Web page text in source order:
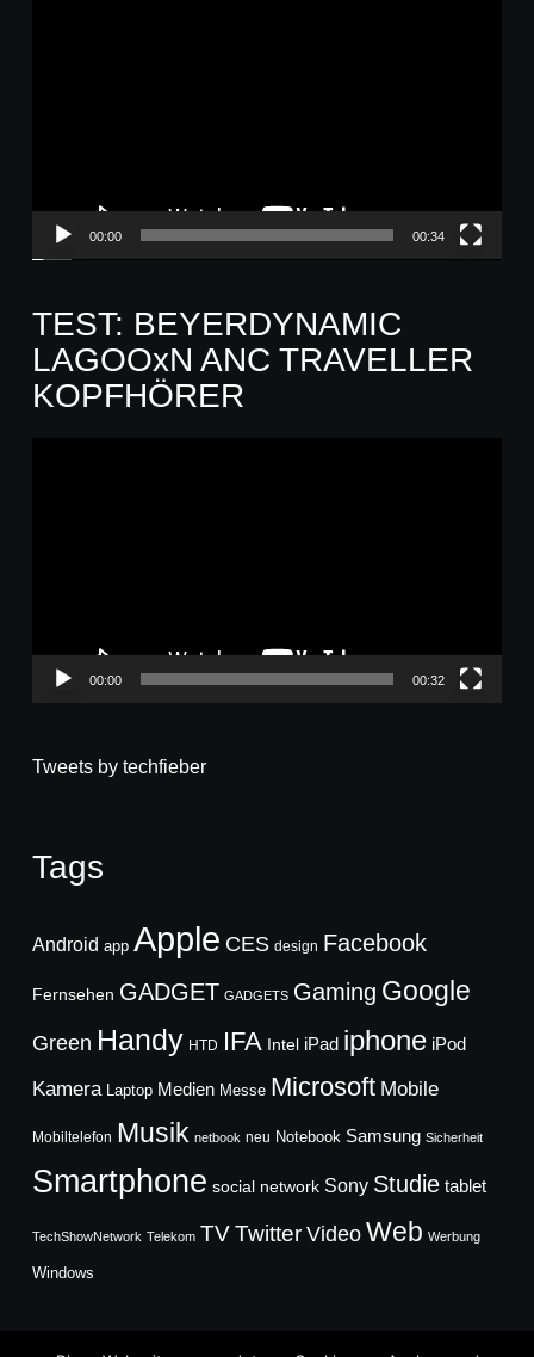
00:00 00:34
TEST: BEYERDYNAMIC
LAGOOxN ANC TRAVELLER
KOPFHÖRER
00:00 00:32
Tweets by techfieber
Tags
Android app Apple CES design Facebook
Fernsehen GADGET GADGETS Gaming Google
Green Handy HTD IFA Intel iPad iphone iPod
Kamera Laptop Medien Messe Microsoft Mobile
Mobiltelefon Musik netbook neu Notebook Samsung Sicherheit
Smartphone social network Sony Studie tablet
TechShowNetwork Telekom TVTwitter Video Web Werbung
Windows